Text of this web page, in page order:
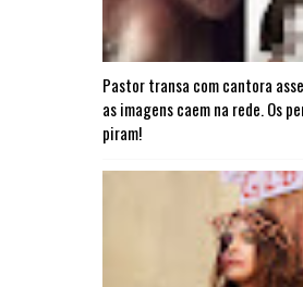
Pastor transa com cantora
as imagens caem na rede. Os
piram!